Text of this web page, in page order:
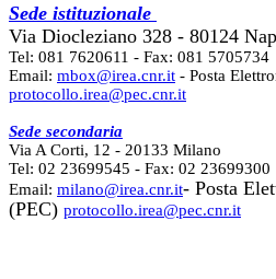
Sede istituzionale
Via Diocleziano 328 - 80124
Tel: 081 7620611 - Fax: 081 5705734
Email: mbox@irea.cnr.it - Posta
protocollo.irea@pec.cnr.it
Sede secondaria
Via A Corti, 12 - 20133 Milano
Tel: 02 23699545 - Fax: 02 23699300
Email: milano@irea.cnr.it- Posta
(PEC) protocollo.irea@pec.cnr.it